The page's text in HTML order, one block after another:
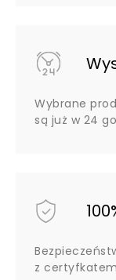
Wybrane
są już w 24
z certyfkatem